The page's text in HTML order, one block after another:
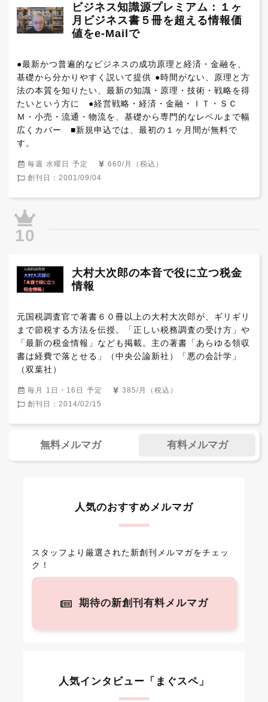
ビジネス知識源プレミアム：１ヶ
月ビジネス書５冊を超える情報価
値をe-Mailで
●最新かつ普遍的なビジネスの成功原理と経済・金融を、
基礎から分かりやすく説いて提供 ●時間がない、原理と方
法の本質を知りたい、最新の知識・原理・技術・戦略を得
たいという方に　●経営戦略・経済・金融・ＩＴ・ＳＣ
Ｍ・小売・流通・物流を、基礎から専門的なレベルまで幅
広くカバー　■新規申込では、最初の１ヶ月間が無料で
す。
毎週 水曜日 予定
660/月（税込）
創刊日：2001/09/04
10
大村大次郎の本音で役に立つ税金
情報
元国税調査官で著書６０冊以上の大村大次郎が、ギリギリ
まで節税する方法を伝授。「正しい税務調査の受け方」や
「最新の税金情報」なども掲載。主の著書「あらゆる領収
書は経費で落とせる」（中央公論新社）「悪の会計学」
（双葉社）
毎月 1日・16日 予定
385/月（税込）
創刊日：2014/02/15
無料メルマガ 有料メルマガ
人気のおすすめメルマガ
スタッフより厳選された新創刊メルマガをチェッ
ク！
期待の新創刊有料メルマガ
人気インタビュー「まぐスペ」